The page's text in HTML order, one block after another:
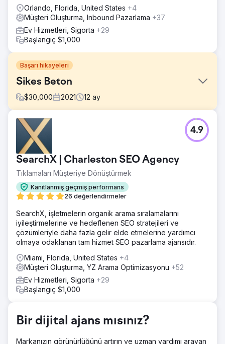
Orlando, Florida, United States +4
Müşteri Oluşturma, Inbound Pazarlama +37
Ev Hizmetleri, Sigorta +29
Başlangıç $1,000
Başarı hikayeleri
Sikes Beton
$30,000 2021 12 ay
Meydan Okuma
Sikes Concrete'in sıfır çevrimiçi potansiyel müşterisi vardı
ve önemli bir internet varlığı yoktu, bu da ticari büyüme
potansiyelini sınırlıyordu.
WD Morgan Solutions, çevrimiçi görünürlüğü ve olası satış
yaratmayı artırmak için kapsamlı bir dijital pazarlama
stratejisi uyguladı.
Sonuç
Sikes Concrete, çevrimiçi potansiyel müşteri sayısında
%80'lik bir artış yaşadı ve işbirliğinin ilk yılında 2 milyon
doların üzerinde gelir elde etti.
Ajans sayfasına git
SearchX | Charleston SEO Agency
Tıklamaları Müşteriye Dönüştürmek
Kanıtlanmış geçmiş performans
26 değerlendirmeler
4.9
SearchX, işletmelerin organik arama sıralamalarını
iyileştirmelerine ve hedeflenen SEO stratejileri ve
çözümleriyle daha fazla gelir elde etmelerine yardımcı
olmaya odaklanan tam hizmet SEO pazarlama ajansıdır.
Miami, Florida, United States +4
Müşteri Oluşturma, YZ Arama Optimizasyonu +52
Ev Hizmetleri, Sigorta +29
Başlangıç $1,000
Bir dijital ajans mısınız?
Markanızın görünürlüğünü artırın ve uzman yardımı arayan